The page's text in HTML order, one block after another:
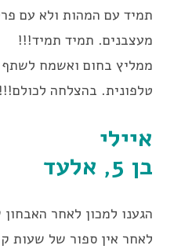
תמיד עם המהות ולא עם
מעצבנים. תמיד תמיד!!!
ממליץ בחום ואשמח
טלפונית. בהצלחה לכולם!!!
איילי
בן 5, אלעד
הגענו למכון לאחר
לאחר אין ספור של שעות